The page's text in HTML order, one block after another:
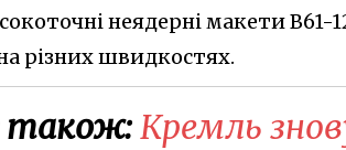
неядерні макети В61-
різних швидкостях.
Кремль